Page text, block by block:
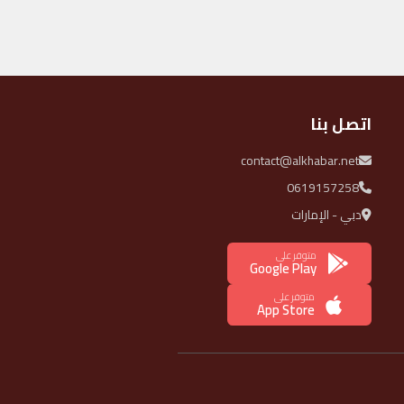
اتصل بنا
contact@alkhabar.net
0619157258
دبي - الإمارات
متوفر على
Google Play
متوفر على
App Store